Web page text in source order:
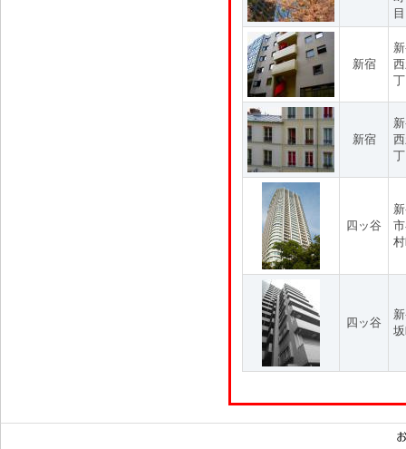
目
新宿
新宿
四ッ谷
四ッ谷